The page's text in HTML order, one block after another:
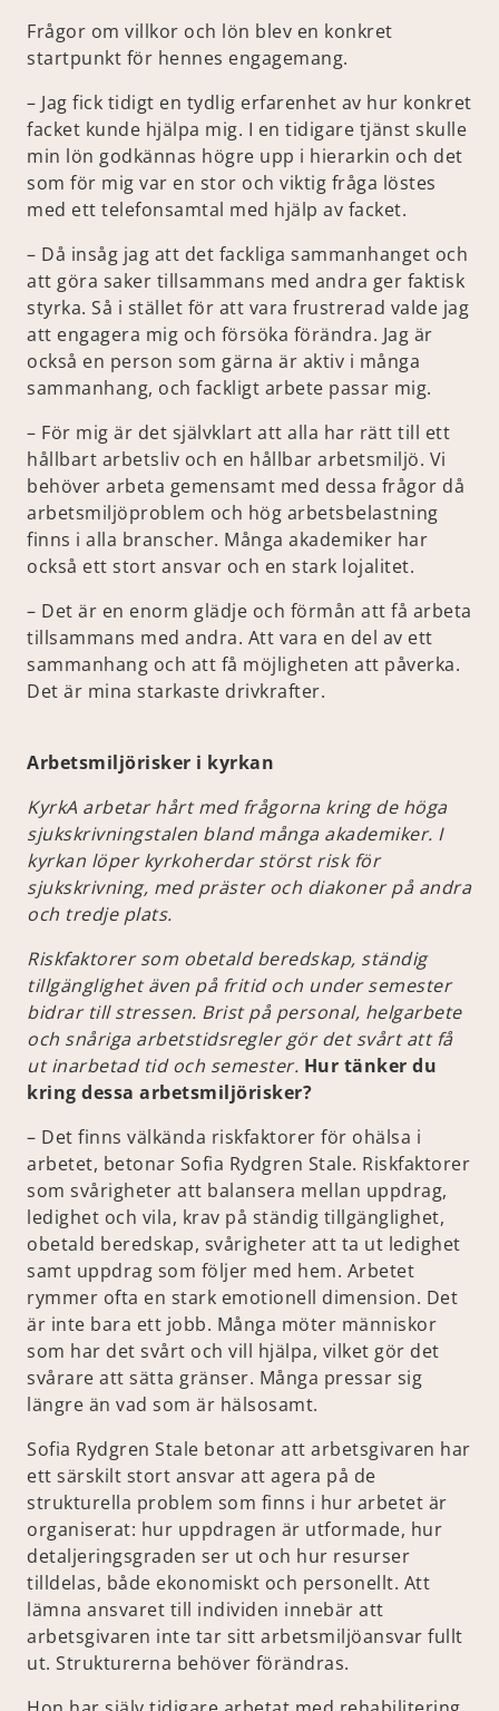
Frågor om villkor och lön blev en konkret
startpunkt för hennes engagemang.
– Jag fick tidigt en tydlig erfarenhet av hur konkret
facket kunde hjälpa mig. I en tidigare tjänst skulle
min lön godkännas högre upp i hierarkin och det
som för mig var en stor och viktig fråga löstes
med ett telefonsamtal med hjälp av facket.
– Då insåg jag att det fackliga sammanhanget och
att göra saker tillsammans med andra ger faktisk
styrka. Så i stället för att vara frustrerad valde jag
att engagera mig och försöka förändra. Jag är
också en person som gärna är aktiv i många
sammanhang, och fackligt arbete passar mig.
– För mig är det självklart att alla har rätt till ett
hållbart arbetsliv och en hållbar arbetsmiljö. Vi
behöver arbeta gemensamt med dessa frågor då
arbetsmiljöproblem och hög arbetsbelastning
finns i alla branscher. Många akademiker har
också ett stort ansvar och en stark lojalitet.
– Det är en enorm glädje och förmån att få arbeta
tillsammans med andra. Att vara en del av ett
sammanhang och att få möjligheten att påverka.
Det är mina starkaste drivkrafter.
Arbetsmiljörisker i kyrkan
KyrkA arbetar hårt med frågorna kring de höga
sjukskrivningstalen bland många akademiker. I
kyrkan löper kyrkoherdar störst risk för
sjukskrivning, med präster och diakoner på andra
och tredje plats.
Riskfaktorer som obetald beredskap, ständig
tillgänglighet även på fritid och under semester
bidrar till stressen. Brist på personal, helgarbete
och snåriga arbetstidsregler gör det svårt att få
ut inarbetad tid och semester. Hur tänker du
kring dessa arbetsmiljörisker?
– Det finns välkända riskfaktorer för ohälsa i
arbetet, betonar Sofia Rydgren Stale. Riskfaktorer
som svårigheter att balansera mellan uppdrag,
ledighet och vila, krav på ständig tillgänglighet,
obetald beredskap, svårigheter att ta ut ledighet
samt uppdrag som följer med hem. Arbetet
rymmer ofta en stark emotionell dimension. Det
är inte bara ett jobb. Många möter människor
som har det svårt och vill hjälpa, vilket gör det
svårare att sätta gränser. Många pressar sig
längre än vad som är hälsosamt.
Sofia Rydgren Stale betonar att arbetsgivaren har
ett särskilt stort ansvar att agera på de
strukturella problem som finns i hur arbetet är
organiserat: hur uppdragen är utformade, hur
detaljeringsgraden ser ut och hur resurser
tilldelas, både ekonomiskt och personellt. Att
lämna ansvaret till individen innebär att
arbetsgivaren inte tar sitt arbetsmiljöansvar fullt
ut. Strukturerna behöver förändras.